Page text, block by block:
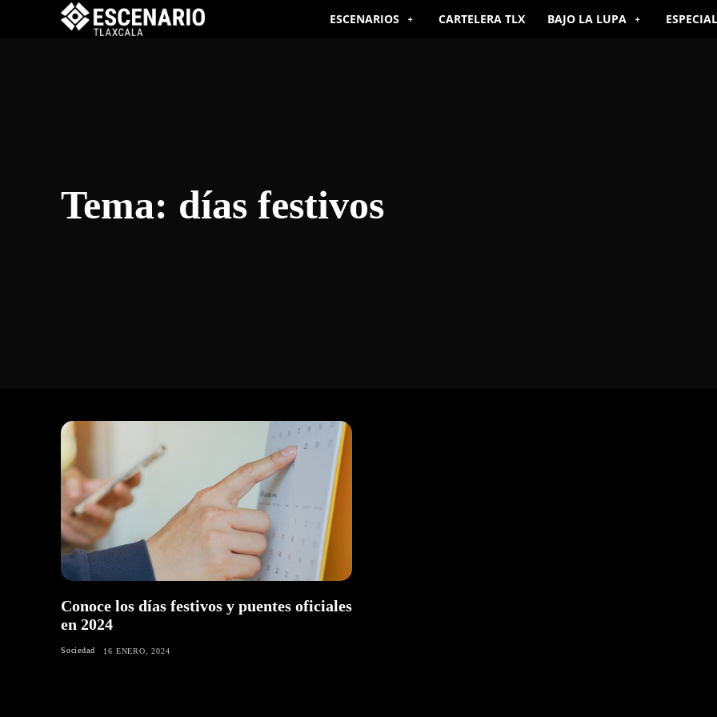
ESCENARIOS CARTELERA TLX BAJO LA LUPA
Tema: días festivos
Conoce los días festivos y puentes oficiales
en 2024
Sociedad 16 ENERO, 2024